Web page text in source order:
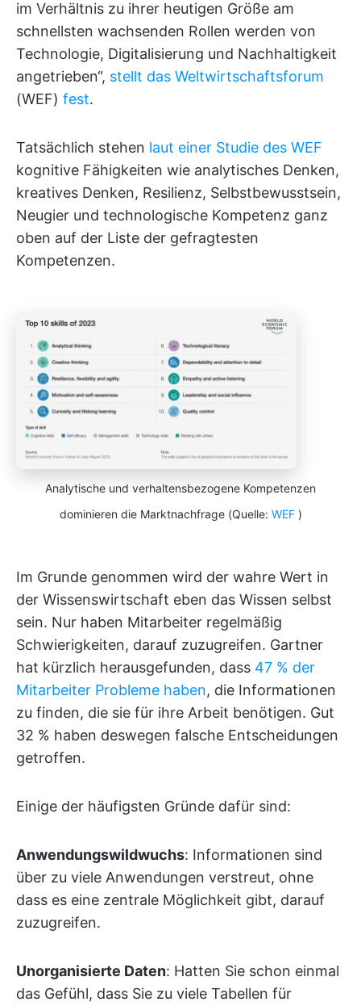
im Verhältnis zu ihrer heutigen Größe am
schnellsten wachsenden Rollen werden von
Technologie, Digitalisierung und Nachhaltigkeit
angetrieben“, stellt das Weltwirtschaftsforum
(WEF) fest.
Tatsächlich stehen laut einer Studie des WEF
kognitive Fähigkeiten wie analytisches Denken,
kreatives Denken, Resilienz, Selbstbewusstsein,
Neugier und technologische Kompetenz ganz
oben auf der Liste der gefragtesten
Kompetenzen.
Analytische und verhaltensbezogene Kompetenzen
dominieren die Marktnachfrage (Quelle: WEF)
Im Grunde genommen wird der wahre Wert in
der Wissenswirtschaft eben das Wissen selbst
sein. Nur haben Mitarbeiter regelmäßig
Schwierigkeiten, darauf zuzugreifen. Gartner
hat kürzlich herausgefunden, dass 47 % der
Mitarbeiter Probleme haben, die Informationen
zu finden, die sie für ihre Arbeit benötigen. Gut
32 % haben deswegen falsche Entscheidungen
getroffen.
Einige der häufigsten Gründe dafür sind:
Anwendungswildwuchs: Informationen sind
über zu viele Anwendungen verstreut, ohne
dass es eine zentrale Möglichkeit gibt, darauf
zuzugreifen.
Unorganisierte Daten: Hatten Sie schon einmal
das Gefühl, dass Sie zu viele Tabellen für